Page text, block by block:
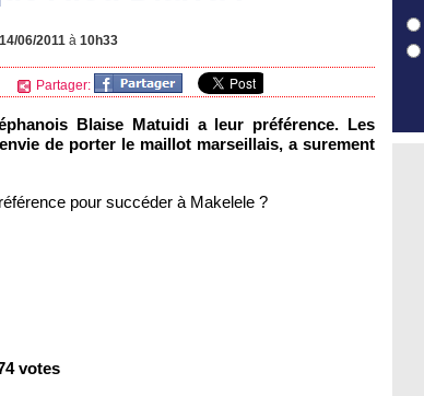
14/06/2011 à 10h33
Partager:
Blaise Matuidi a leur préférence. Les
de porter le maillot marseillais, a surement
pour succéder à Makelele ?
votes